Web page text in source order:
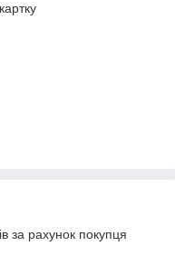
за рахунок покупця